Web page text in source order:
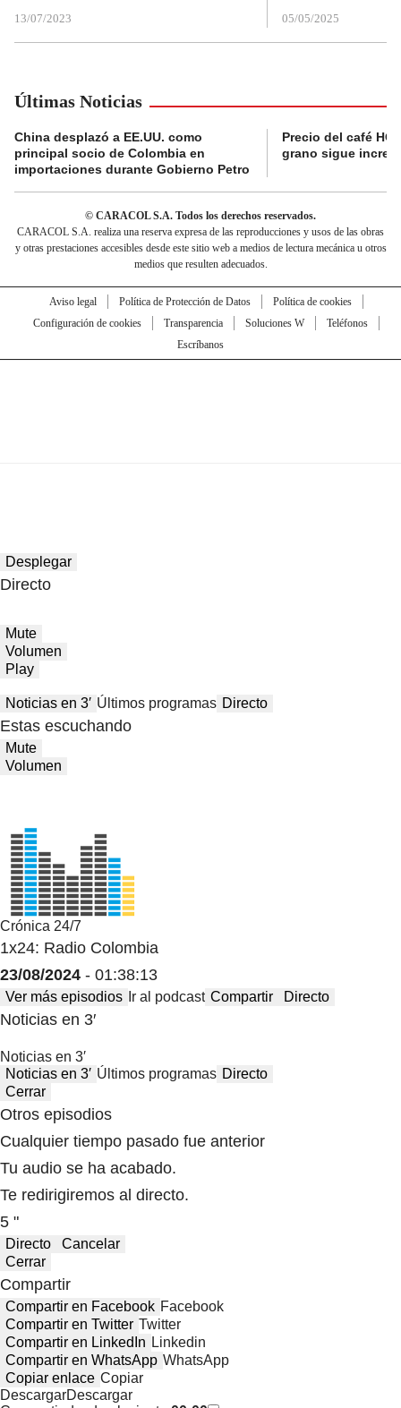
13/07/2023 05/05/2025
Últimas Noticias
China desplazó a EE.UU. como
principal socio de Colombia en
importaciones durante Gobierno Petro
Precio del café
grano sigue
© CARACOL S.A. Todos los derechos reservados.
CARACOL S.A. realiza una reserva expresa de las reproducciones y usos de las obras
y otras prestaciones accesibles desde este sitio web a medios de lectura mecánica u otros
medios que resulten adecuados.
Aviso legal Política de Protección de Datos
Política de cookies
Configuración de cookies
Transparencia Soluciones W
Teléfonos
Escríbanos
Desplegar
Directo
Mute
Volumen
Play
Noticias en 3′ Últimos programas Directo
Estas escuchando
Mute
Volumen
Crónica 24/7
1x24: Radio Colombia
23/08/2024 - 01:38:13
Ver más episodios Ir al podcast Compartir Directo
Noticias en 3′
Noticias en 3′
Noticias en 3′ Últimos programas Directo
Cerrar
Otros episodios
Cualquier tiempo pasado fue anterior
Tu audio se ha acabado.
Te redirigiremos al directo.
5 "
Directo
Cancelar
Cerrar
Compartir
Compartir en Facebook Facebook
Compartir en Twitter Twitter
Compartir en LinkedIn Linkedin
Compartir en WhatsApp WhatsApp
Copiar enlace Copiar
DescargarDescargar